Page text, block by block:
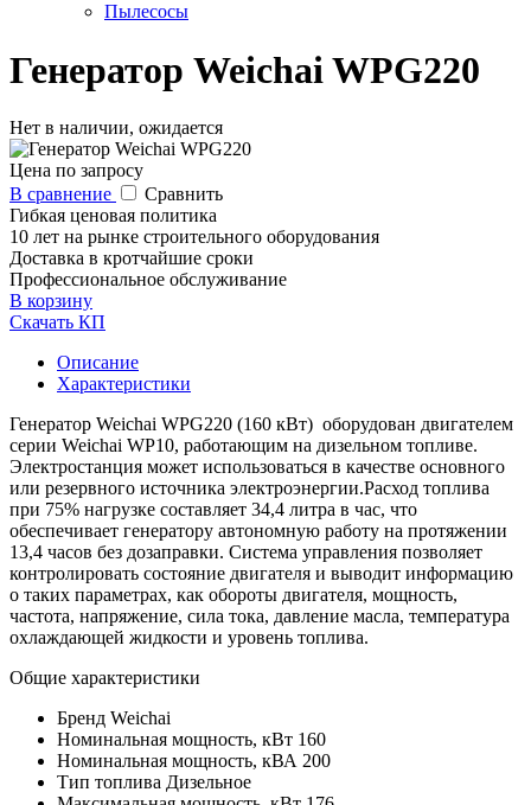
Пылесосы
Генератор Weichai WPG220
Нет в наличии, ожидается
Цена по запросу
В сравнение
Сравнить
Гибкая ценовая политика
10 лет на рынке строительного оборудования
Доставка в кротчайшие сроки
Профессиональное обслуживание
В корзину
Скачать КП
Описание
Характеристики
Генератор Weichai WPG220 (160 кВт) оборудован двигателем
серии Weichai WP10, работающим на дизельном топливе.
Электростанция может использоваться в качестве основного
или резервного источника электроэнергии.Расход топлива
при 75% нагрузке составляет 34,4 литра в час, что
обеспечивает генератору автономную работу на протяжении
13,4 часов без дозаправки. Система управления позволяет
контролировать состояние двигателя и выводит информацию
о таких параметрах, как обороты двигателя, мощность,
частота, напряжение, сила тока, давление масла, температура
охлаждающей жидкости и уровень топлива.
Общие характеристики
Бренд Weichai
Номинальная мощность, кВт 160
Номинальная мощность, кВА 200
Тип топлива Дизельное